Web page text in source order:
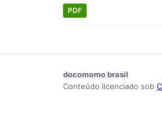
PDF
docomomo brasil
Conteúdo licenciado sob